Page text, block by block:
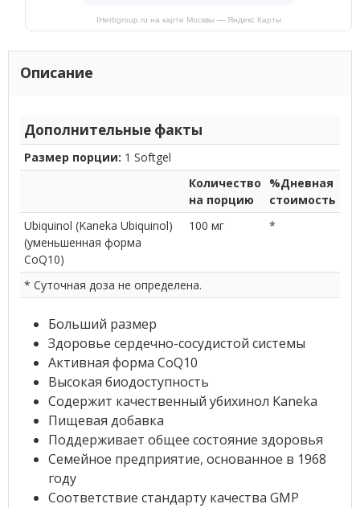
IHerbgroup.ru на карте Москвы — Яндекс Карты
Описание
Дополнительные факты
Размер порции: 1 Softgel
Количество
на порцию
%Дневная
стоимость
Ubiquinol (Kaneka Ubiquinol)
(уменьшенная форма
CoQ10)
100 мг *
* Суточная доза не определена.
Больший размер
Здоровье сердечно-сосудистой системы
Активная форма CoQ10
Высокая биодоступность
Содержит качественный убихинол Kaneka
Пищевая добавка
Поддерживает общее состояние здоровья
Семейное предприятие, основанное в 1968
году
Соответствие стандарту качества GMP